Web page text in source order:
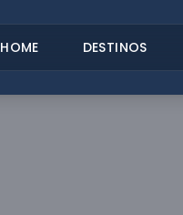
HOME DESTINOS